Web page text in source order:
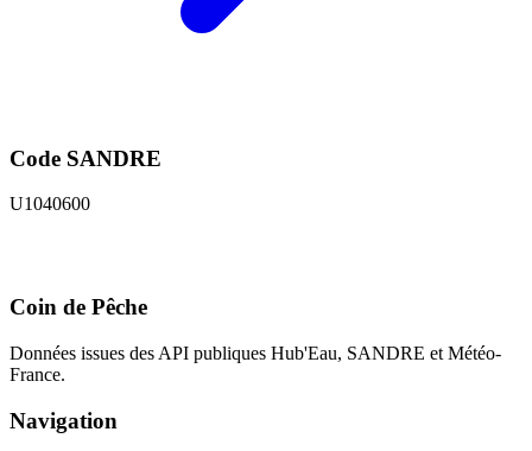
Code SANDRE
U1040600
Coin de Pêche
Données issues des API publiques Hub'Eau, SANDRE et Météo-
France.
Navigation